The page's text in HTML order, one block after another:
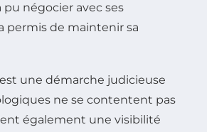
pu négocier avec ses
permis de maintenir sa
une démarche judicieuse
ne se contentent pas
également une visibilité